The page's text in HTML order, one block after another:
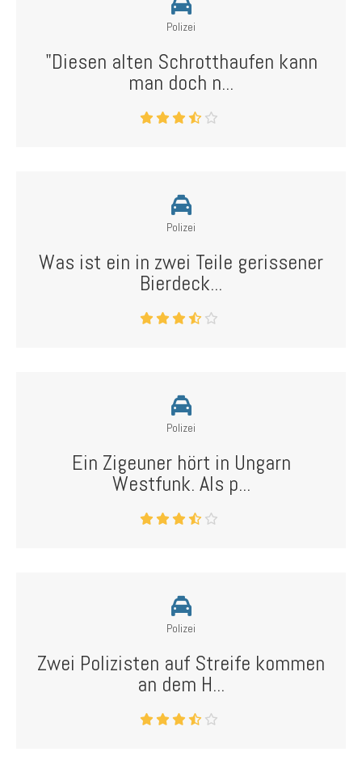
Polizei
"Diesen alten Schrotthaufen kann
man doch n...
Polizei
Was ist ein in zwei Teile gerissener
Bierdeck...
Polizei
Ein Zigeuner hört in Ungarn
Westfunk. Als p...
Polizei
Zwei Polizisten auf Streife kommen
an dem H...